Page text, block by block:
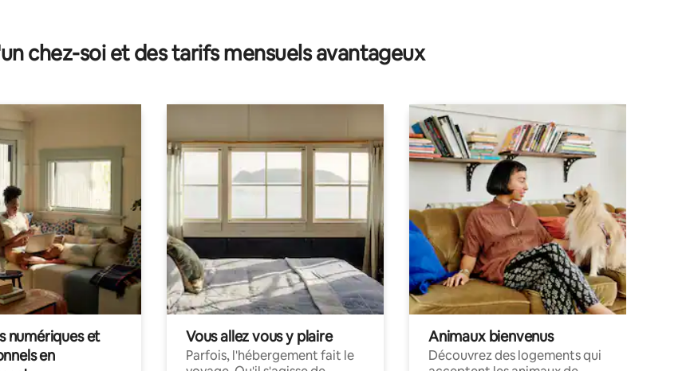
base de 88 commentaires : 5 sur 5
chez-soi et des tarifs mensuels avantageux
numériques et
en
Vous allez vous y plaire
Parfois, l'hébergement fait le
Animaux bienvenus
Découvrez des logements qui